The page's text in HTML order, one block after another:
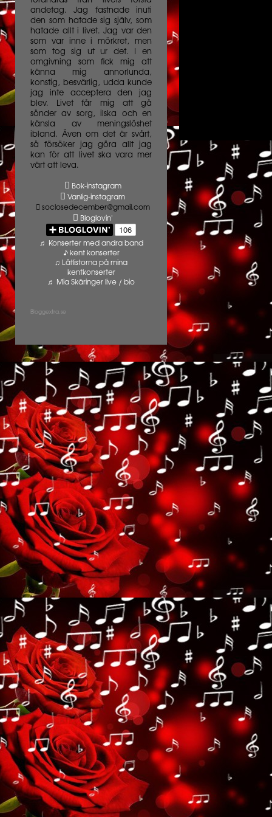
andetag. Jag fastnade inuti
den som hatade sig själv, som
hatade allt i livet. Jag var den
som var inne i mörkret, men
som tog sig ut ur det. I en
omgivning som fick mig att
känna mig annorlunda,
konstig, besvärlig, udda kunde
jag inte acceptera den jag
blev. Livet får mig att gå
sönder av sorg, ilska och en
känsla av meningslöshet
ibland. Även om det är svårt,
så försöker jag göra allt jag
kan för att livet ska vara mer
värt att leva.
Bok-instagram
Vanlig-instagram
soclosedecember@gmail.com
Bloglovin'
♬ Konserter med andra band
♪ kent konserter
♫ Låtlistorna på mina
kentkonserter
♬ Mia Skäringer live / bio
Bloggextra.se